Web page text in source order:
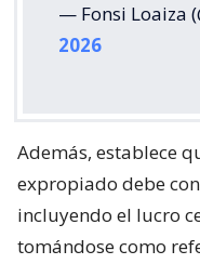
— Fonsi Loaiza
2026
Además, establece
expropiado debe
incluyendo el lucro
tomándose como